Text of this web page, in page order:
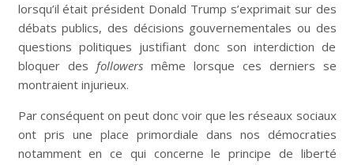
lorsqu’il était président Donald Trump s’exprimait sur des
débats publics, des décisions gouvernementales ou des
questions politiques justifiant donc son interdiction de
bloquer des followers même lorsque ces derniers se
montraient injurieux.
Par conséquent on peut donc voir que les réseaux sociaux
ont pris une place primordiale dans nos démocraties
notamment en ce qui concerne le principe de liberté